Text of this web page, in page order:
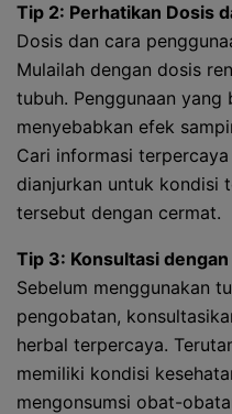
Tip 2: Perhatikan Dosis
Dosis dan cara
Mulailah dengan dosis
tubuh. Penggunaan yang
menyebabkan efek
Cari informasi
dianjurkan untuk kondisi
tersebut dengan cermat.
Tip 3: Konsultasi
Sebelum menggunakan
pengobatan,
herbal terpercaya.
memiliki kondisi
mengonsumsi obat-